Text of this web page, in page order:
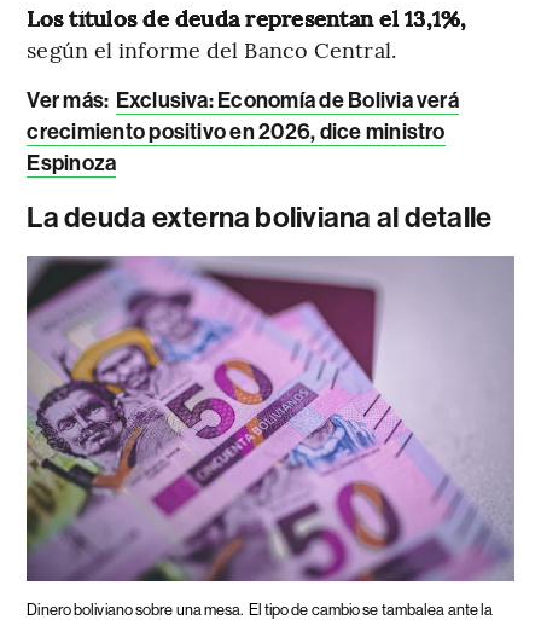
Los títulos de deuda representan el 13,1%,
según el informe del Banco Central.
Ver más: Exclusiva: Economía de Bolivia verá
crecimiento positivo en 2026, dice ministro
Espinoza
La deuda externa boliviana al detalle
Dinero boliviano sobre una mesa. El tipo de cambio se tambalea ante la